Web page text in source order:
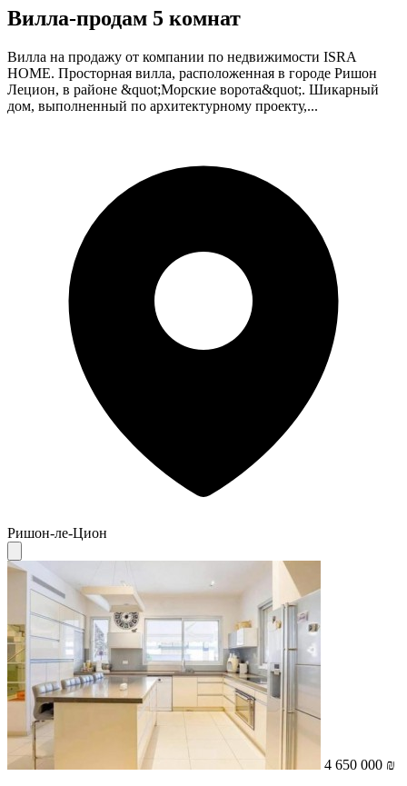
Вилла-продам 5 комнат
Вилла на продажу от компании по недвижимости ISRA
HOME. Просторная вилла, расположенная в городе Ришон
Лецион, в районе &quot;Морские ворота&quot;. Шикарный
дом, выполненный по архитектурному проекту,...
Ришон-ле-Цион
4 650 000 ₪